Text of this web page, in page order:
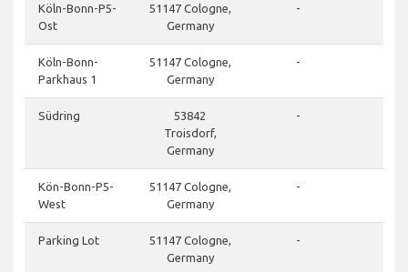
Köln-Bonn-P5-
Ost
51147 Cologne,
Germany
-
Köln-Bonn-
Parkhaus 1
51147 Cologne,
Germany
-
Südring
53842
Troisdorf,
Germany
-
Kön-Bonn-P5-
West
51147 Cologne,
Germany
-
Parking Lot
51147 Cologne,
Germany
-